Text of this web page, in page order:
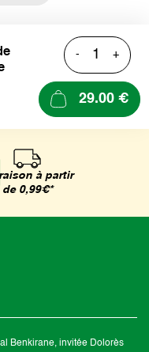
- +
29.00 €
à partir
de 0,99€*
Benkirane, invitée Dolorès